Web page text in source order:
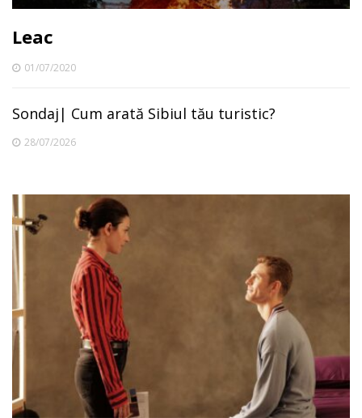
Leac
01/07/2020
Sondaj| Cum arată Sibiul tău turistic?
28/07/2026